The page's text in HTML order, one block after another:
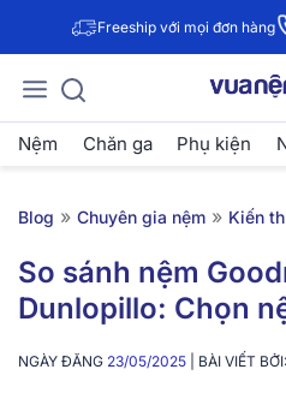
Freeship với mọi đơn hàng
Nệm Chăn ga Phụ kiện
Blog » Chuyên gia nệm » Kiến
So sánh nệm
Dunlopillo: Chọn
NGÀY ĐĂNG 23/05/2025 | BÀI VIẾT BỞI: